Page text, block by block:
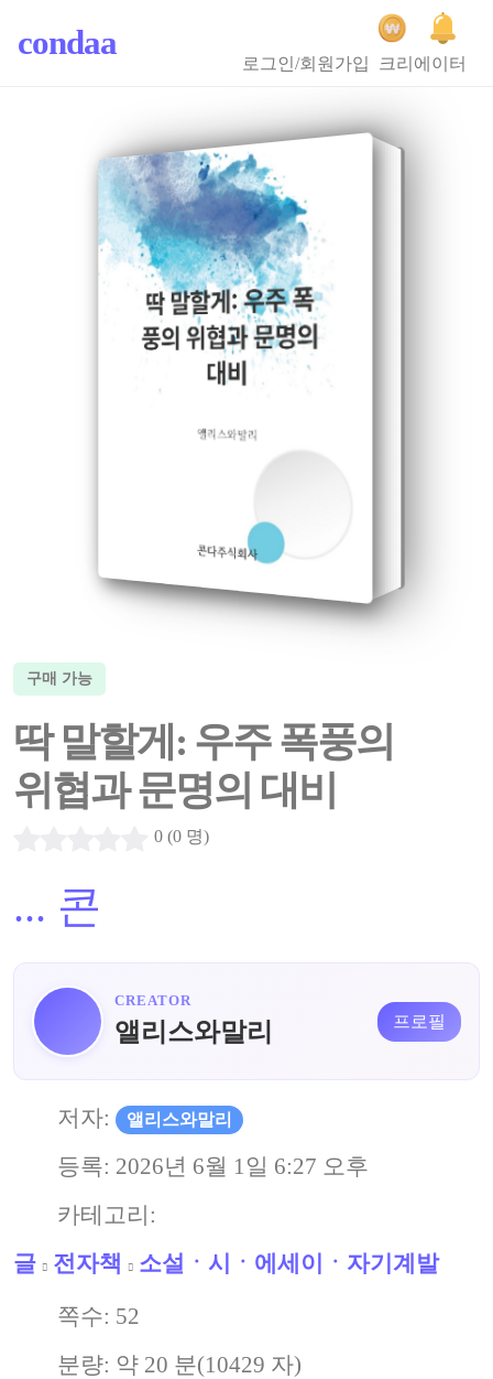
condaa
로그인/회원가입 크리에이터
구매 가능
딱 말할게: 우주 폭풍의
위협과 문명의 대비
0 (0 명)
... 콘
CREATOR
앨리스와말리 프로필
저자: 앨리스와말리
등록: 2026년 6월 1일 6:27 오후
카테고리:
글
전자책 소설ㆍ시ㆍ에세이ㆍ자기계발
쪽수: 52
분량: 약 20 분(10429 자)